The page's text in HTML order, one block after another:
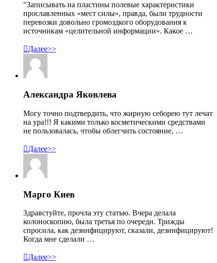
"Записывать на пластины полевые характеристики
прославленных «мест силы», правда, были трудности
перевозки довольно громоздкого оборудования к
источникам «целительной информации». Какое …
Далее>>
Александра Яковлева
Могу точно подтвердить, что жирную себорею тут лечат
на ура!!! Я какими только косметическими средствами
не пользовалась, чтобы облегчить состояние, …
Далее>>
Марго Киев
Здравстуйте, прочла эту статью. Вчера делала
колоноскопию, была третья по очереди. Трижды
спросила, как дезинфицируют, сказали, дезинфицируют!
Когда мне сделали …
Далее>>